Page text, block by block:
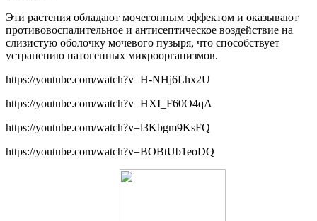
Эти растения обладают мочегонным эффектом и оказывают
противовоспалительное и антисептическое воздействие на
слизистую оболочку мочевого пузыря, что способствует
устранению патогенных микроорганизмов.
https://youtube.com/watch?v=H-NHj6Lhx2U
https://youtube.com/watch?v=HXI_F60O4qA
https://youtube.com/watch?v=l3Kbgm9KsFQ
https://youtube.com/watch?v=BOBtUb1eoDQ